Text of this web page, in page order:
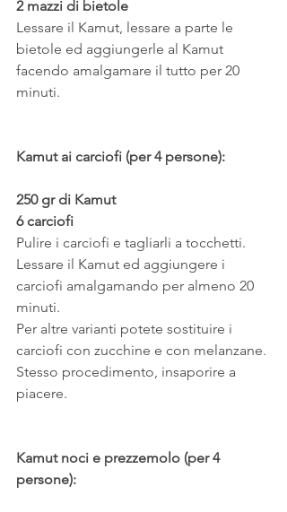
2 mazzi di bietole
Lessare il Kamut, lessare a parte le
bietole ed aggiungerle al Kamut
facendo amalgamare il tutto per 20
minuti.
Kamut ai carciofi (per 4 persone):
250 gr di Kamut
6 carciofi
Pulire i carciofi e tagliarli a tocchetti.
Lessare il Kamut ed aggiungere i
carciofi amalgamando per almeno 20
minuti.
Per altre varianti potete sostituire i
carciofi con zucchine e con melanzane.
Stesso procedimento, insaporire a
piacere.
Kamut noci e prezzemolo (per 4
persone):